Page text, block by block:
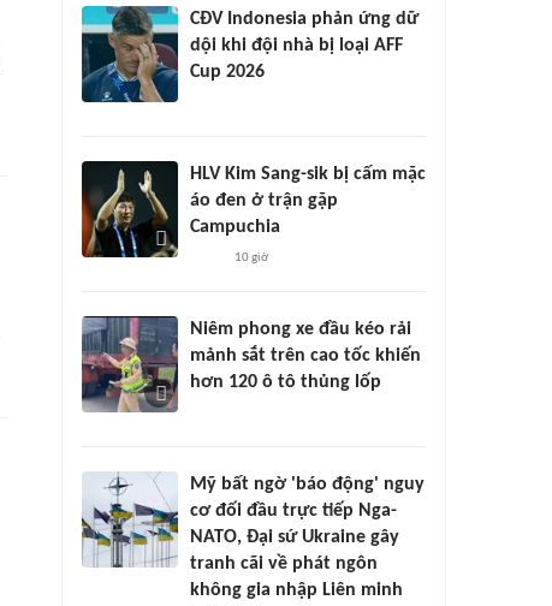
CĐV Indonesia phản ứng dữ
dội khi đội nhà bị loại AFF
Cup 2026
HLV Kim Sang-sik bị cấm mặc
áo đen ở trận gặp
Campuchia
10 giờ
Niêm phong xe đầu kéo rải
mảnh sắt trên cao tốc khiến
hơn 120 ô tô thủng lốp
Mỹ bất ngờ 'báo động' nguy
cơ đối đầu trực tiếp Nga-
NATO, Đại sứ Ukraine gây
tranh cãi về phát ngôn
không gia nhập Liên minh